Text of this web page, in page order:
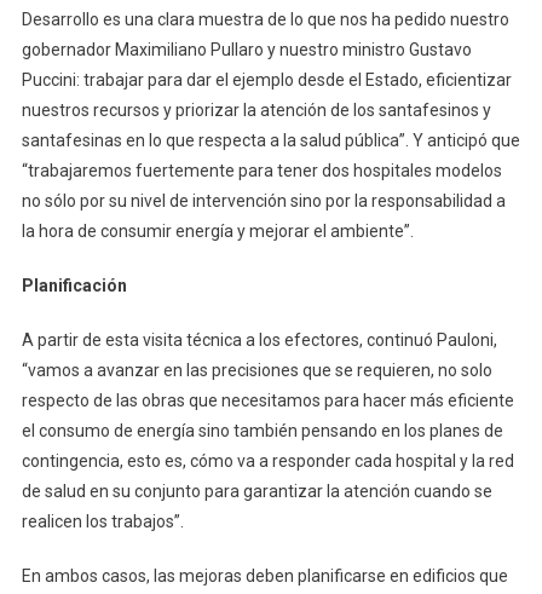
Desarrollo es una clara muestra de lo que nos ha pedido nuestro
gobernador Maximiliano Pullaro y nuestro ministro Gustavo
Puccini: trabajar para dar el ejemplo desde el Estado, eficientizar
nuestros recursos y priorizar la atención de los santafesinos y
santafesinas en lo que respecta a la salud pública”. Y anticipó que
“trabajaremos fuertemente para tener dos hospitales modelos
no sólo por su nivel de intervención sino por la responsabilidad a
la hora de consumir energía y mejorar el ambiente”.
Planificación
A partir de esta visita técnica a los efectores, continuó Pauloni,
“vamos a avanzar en las precisiones que se requieren, no solo
respecto de las obras que necesitamos para hacer más eficiente
el consumo de energía sino también pensando en los planes de
contingencia, esto es, cómo va a responder cada hospital y la red
de salud en su conjunto para garantizar la atención cuando se
realicen los trabajos”.
En ambos casos, las mejoras deben planificarse en edificios que